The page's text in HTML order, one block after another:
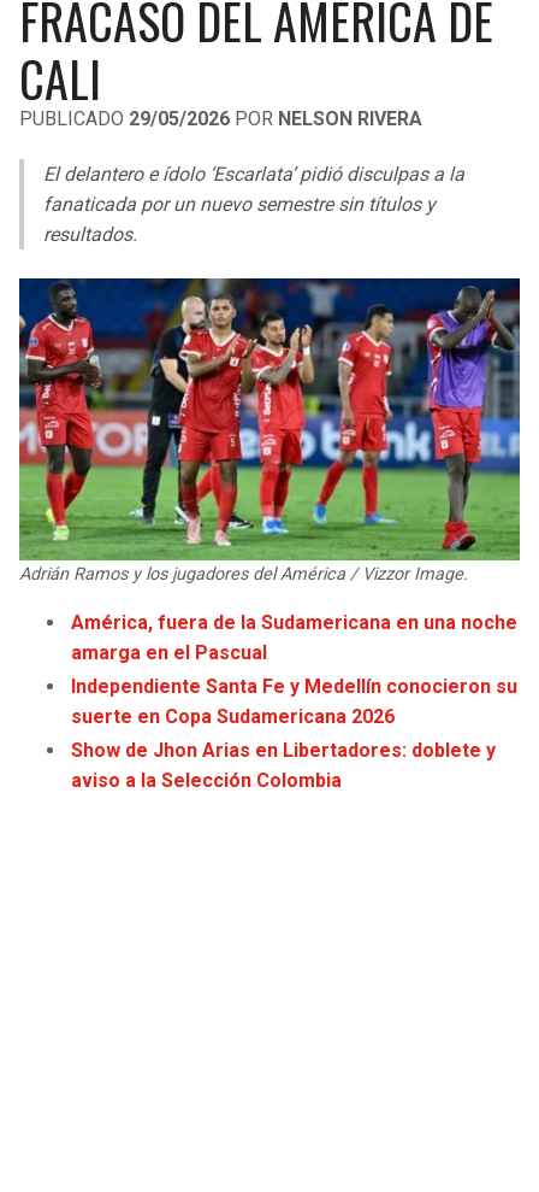
LIGA DE EXPANSIÓN MX
LEAGUES CUP
UEFA EUROPA LEAGUE
UEFA CONFERENCE LEAGUE
MLS
COPA LIBERTADORES
COPA SUDAMERICANA
LIGA BETPLAY
OTRAS LIGAS
RAIDERS
CHARGERS
RAVENS
BROWNS
STEELERS
TEXANS
COLTS
JAGUARS
TITANS
COWBOYS
GIANTS
CAVALIERS
PISTONS
PACERS
HAWKS
HORNETS
HEAT
MAGIC
WIZARDS
WARRIORS
CLIPPERS
LAKERS
FRACASO DEL AMÉRICA DE
CALI
PUBLICADO 29/05/2026 POR NELSON RIVERA
El delantero e ídolo ‘Escarlata’ pidió disculpas a la
fanaticada por un nuevo semestre sin títulos y
resultados.
Adrián Ramos y los jugadores del América / Vizzor Image.
América, fuera de la Sudamericana en una noche
amarga en el Pascual
Independiente Santa Fe y Medellín conocieron su
suerte en Copa Sudamericana 2026
Show de Jhon Arias en Libertadores: doblete y
aviso a la Selección Colombia